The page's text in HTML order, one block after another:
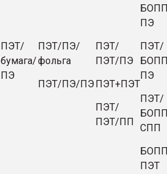
ПЭ
ПЭТ/
бумага/
ПЭ
ПЭТ/ПЭ/
фольга
ПЭТ/ПЭ/ПЭ
ПЭТ/
ПЭТ/ПЭ
ПЭТ+ПЭТ
ПЭТ/
ПЭТ/ПП
ПЭТ/
ПЭ
ПЭТ/
СПП
ПЭТ